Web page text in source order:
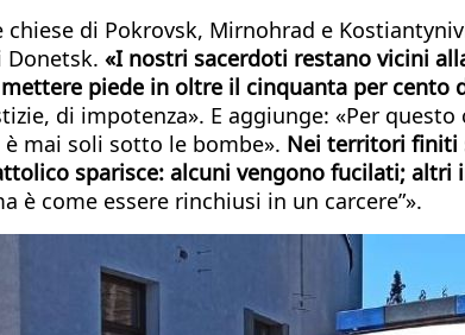
di Pokrovsk, Mirnohrad e
Donetsk. «I nostri sacerdoti restano vicini
piede in oltre il cinquanta per cento
di impotenza». E aggiunge: «Per
mai soli sotto le bombe». Nei territori finiti
sparisce: alcuni vengono fucilati; altri
è come essere rinchiusi in un carcere”».